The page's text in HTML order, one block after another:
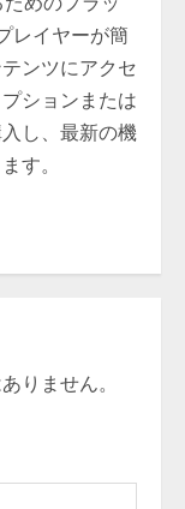
レイヤーが簡
ンツにアクセ
ションまたは
し、最新の機
す。
りません。